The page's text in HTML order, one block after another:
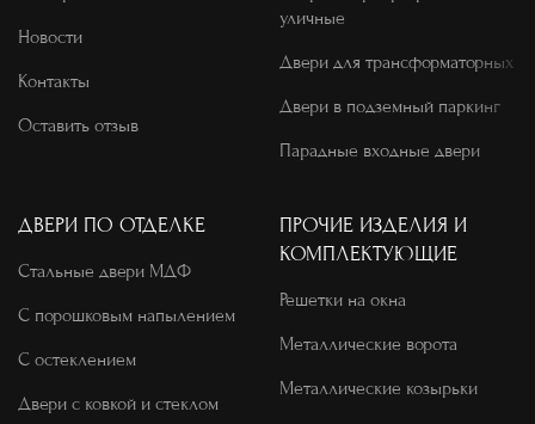
Новости
Контакты
Оставить отзыв
уличные
Двери для трансформаторных
Двери в подземный паркинг
Парадные входные двери
ДВЕРИ ПО ОТДЕЛКЕ
Стальные двери МДФ
С порошковым напылением
С остеклением
Двери с ковкой и стеклом
ПРОЧИЕ ИЗДЕЛИЯ И
КОМПЛЕКТУЮЩИЕ
Решетки на окна
Металлические ворота
Металлические козырьки